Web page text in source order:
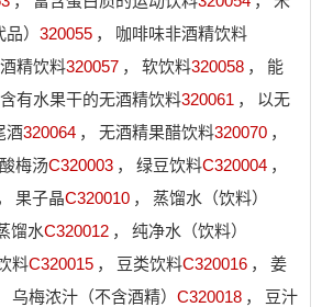
） 320055 ，
咖啡味非酒精饮料
精饮料320057 ， 软饮料320058 ，
能
含有水果干的无酒精饮料320061 ，
以无
酒320064 ， 无酒精果醋饮料320070 ，
酸梅汤C320003 ， 绿豆饮料C320004 ，
果子晶C320010 ，
蒸馏水（饮料）
馏水C320012 ，
纯净水（饮料）
料C320015 ， 豆类饮料C320016 ，
姜
乌梅浓汁（不含酒精） C320018 ，
豆汁